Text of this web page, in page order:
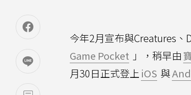
今年2月宣布與Creatures、
Game Pocket 」，稍早由
月30日正式登上 iOS 與